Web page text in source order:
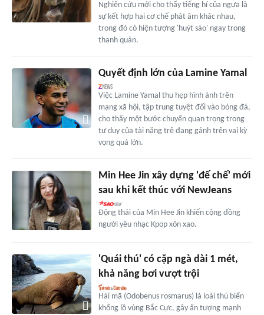
Nghiên cứu mới cho thấy tiếng hí của ngựa là
sự kết hợp hai cơ chế phát âm khác nhau,
trong đó có hiện tượng 'huýt sáo' ngay trong
thanh quản.
Quyết định lớn của Lamine Yamal
Việc Lamine Yamal thu hẹp hình ảnh trên
mạng xã hội, tập trung tuyệt đối vào bóng đá,
cho thấy một bước chuyển quan trọng trong
tư duy của tài năng trẻ đang gánh trên vai kỳ
vọng quá lớn.
Min Hee Jin xây dựng 'đế chế' mới
sau khi kết thúc với NewJeans
Động thái của Min Hee Jin khiến cộng đồng
người yêu nhạc Kpop xôn xao.
'Quái thú' có cặp ngà dài 1 mét,
khả năng bơi vượt trội
Hải mã (Odobenus rosmarus) là loài thú biển
khổng lồ vùng Bắc Cực, gây ấn tượng mạnh